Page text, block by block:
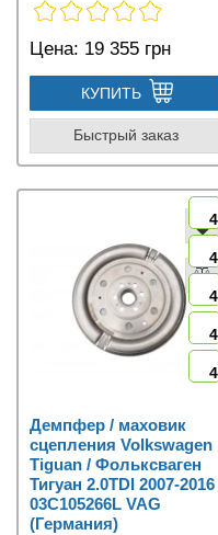
Цена: 19 355 грн
КУПИТЬ
Быстрый заказ
4
4
4
4
4
Демпфер / маховик
сцепления Volkswagen
Tiguan / Фольксваген
Тигуан 2.0TDI 2007-2016
03C105266L VAG
(Германия)